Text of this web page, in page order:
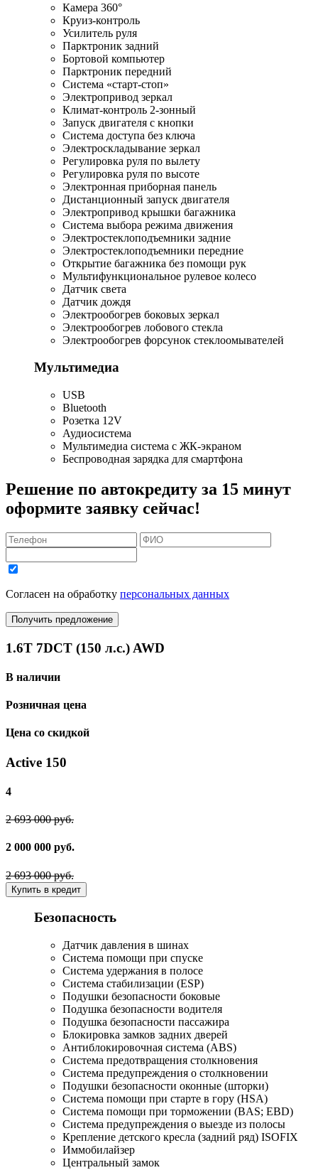
Камера 360°
Круиз-контроль
Усилитель руля
Парктроник задний
Бортовой компьютер
Парктроник передний
Система «старт-стоп»
Электропривод зеркал
Климат-контроль 2-зонный
Запуск двигателя с кнопки
Система доступа без ключа
Электроскладывание зеркал
Регулировка руля по вылету
Регулировка руля по высоте
Электронная приборная панель
Дистанционный запуск двигателя
Электропривод крышки багажника
Система выбора режима движения
Электростеклоподъемники задние
Электростеклоподъемники передние
Открытие багажника без помощи рук
Мультифункциональное рулевое колесо
Датчик света
Датчик дождя
Электрообогрев боковых зеркал
Электрообогрев лобового стекла
Электрообогрев форсунок стеклоомывателей
Мультимедиа
USB
Bluetooth
Розетка 12V
Аудиосистема
Мультимедиа система с ЖК-экраном
Беспроводная зарядка для смартфона
Решение по автокредиту за 15 минут
оформите заявку сейчас!
Согласен на обработку персональных данных
Получить предложение
1.6T 7DCT (150 л.с.) AWD
В наличии
Розничная цена
Цена со скидкой
Active 150
4
2 693 000 руб.
2 000 000 руб.
2 693 000 руб.
Купить в кредит
Безопасность
Датчик давления в шинах
Система помощи при спуске
Система удержания в полосе
Система стабилизации (ESP)
Подушки безопасности боковые
Подушка безопасности водителя
Подушка безопасности пассажира
Блокировка замков задних дверей
Антиблокировочная система (ABS)
Система предотвращения столкновения
Система предупреждения о столкновении
Подушки безопасности оконные (шторки)
Система помощи при старте в гору (HSA)
Система помощи при торможении (BAS; EBD)
Система предупреждения о выезде из полосы
Крепление детского кресла (задний ряд) ISOFIX
Иммобилайзер
Центральный замок